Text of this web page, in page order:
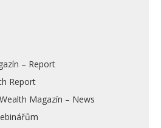
– Report
Report
Magazín – News